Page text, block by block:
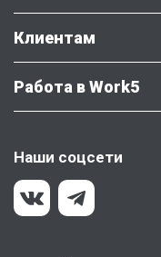
Клиентам
Работа в Work5
Наши соцсети